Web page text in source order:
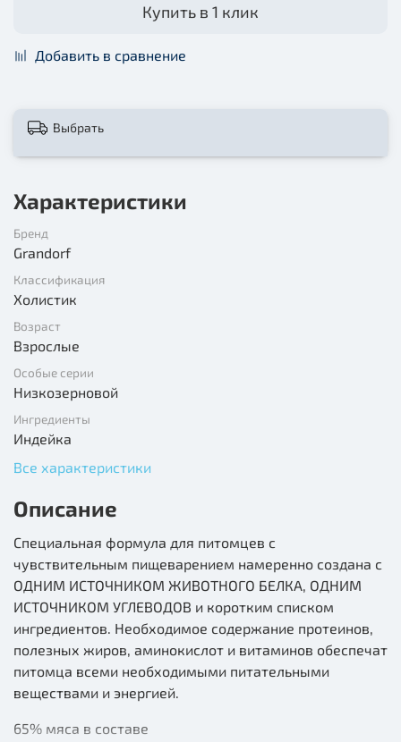
Купить в 1 клик
Добавить в сравнение
Выбрать
Характеристики
Бренд
Grandorf
Классификация
Холистик
Возраст
Взрослые
Особые серии
Низкозерновой
Ингредиенты
Индейка
Все характеристики
Описание
Специальная формула для питомцев с
чувствительным пищеварением намеренно создана с
ОДНИМ ИСТОЧНИКОМ ЖИВОТНОГО БЕЛКА, ОДНИМ
ИСТОЧНИКОМ УГЛЕВОДОВ и коротким списком
ингредиентов. Необходимое содержание протеинов,
полезных жиров, аминокислот и витаминов обеспечат
питомца всеми необходимыми питательными
веществами и энергией.
65% мяса в составе